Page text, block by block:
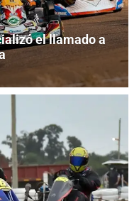
el llamado a